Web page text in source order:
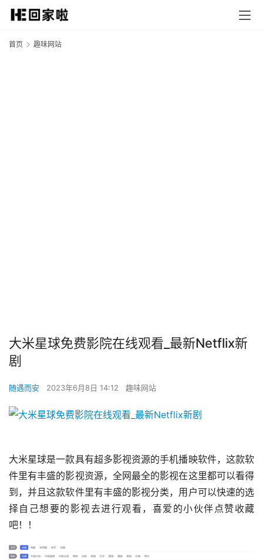
首页 趣味网站
大米星球免费影院在线观看_最新Netflix新
剧
随遇而安 2023年6月8日 14:12 趣味网站
大米星球是一款具有超多影视资源的手机播映软件，这款软
件里有丰盛的影视资源，全网最全的影视在这里都可以看得
到，并且这款软件里有丰盛的影视分类，用户可以快速的选
择自己想要的影视去进行观看，喜爱的小伙伴点赞收藏
吧！！